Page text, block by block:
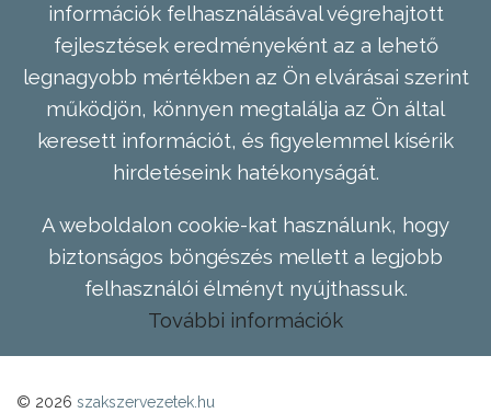
információk felhasználásával végrehajtott
fejlesztések eredményeként az a lehető
legnagyobb mértékben az Ön elvárásai szerint
működjön, könnyen megtalálja az Ön által
keresett információt, és figyelemmel kísérik
hirdetéseink hatékonyságát.
A weboldalon cookie-kat használunk, hogy
biztonságos böngészés mellett a legjobb
felhasználói élményt nyújthassuk.
További információk
© 2026 szakszervezetek.hu